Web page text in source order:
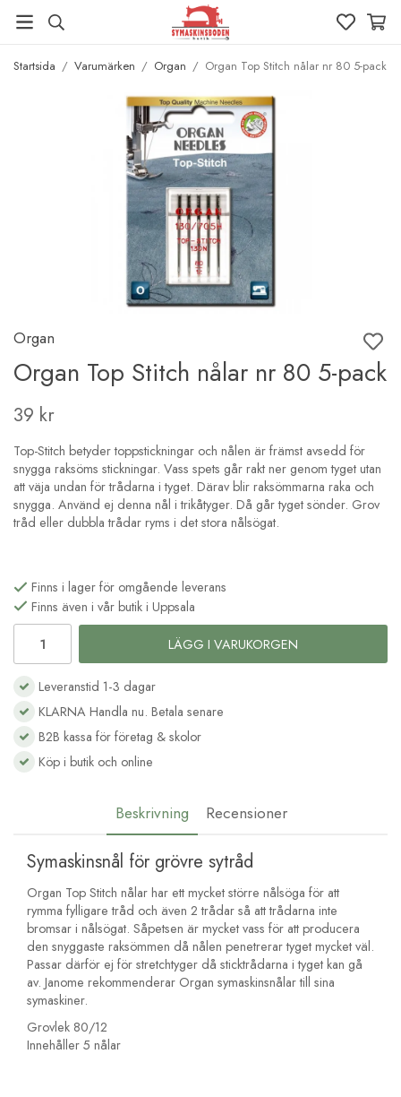
Startsida / Varumärken / Organ / Organ Top Stitch nålar nr 80 5-pack
Organ
Organ Top Stitch nålar nr 80 5-pack
39 kr
Top-Stitch betyder toppstickningar och nålen är främst avsedd för
snygga raksöms stickningar. Vass spets går rakt ner genom tyget utan
att väja undan för trådarna i tyget. Därav blir raksömmarna raka och
snygga. Använd ej denna nål i trikåtyger. Då går tyget sönder. Grov
tråd eller dubbla trådar ryms i det stora nålsögat.
Finns i lager för omgående leverans
Finns även i vår butik i Uppsala
LÄGG I VARUKORGEN
Leveranstid 1-3 dagar
KLARNA Handla nu. Betala senare
B2B kassa för företag & skolor
Köp i butik och online
Beskrivning Recensioner
Symaskinsnål för grövre sytråd
Organ Top Stitch nålar har ett mycket större nålsöga för att
rymma fylligare tråd och även 2 trådar så att trådarna inte
bromsar i nålsögat. Såpetsen är mycket vass för att producera
den snyggaste raksömmen då nålen penetrerar tyget mycket väl.
Passar därför ej för stretchtyger då sticktrådarna i tyget kan gå
av. Janome rekommenderar Organ symaskinsnålar till sina
symaskiner.
Grovlek 80/12
Innehåller 5 nålar